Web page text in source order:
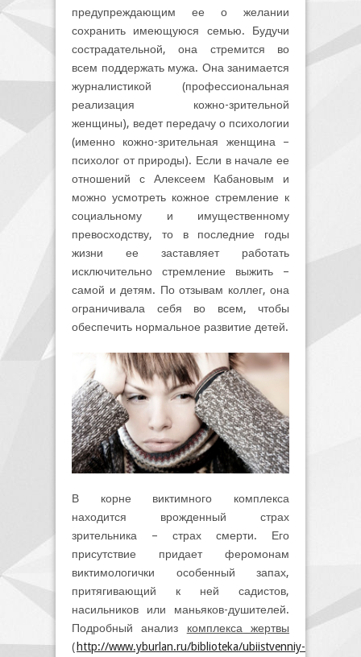
предупреждающим ее о желании
сохранить имеющуюся семью. Будучи
сострадательной, она стремится во
всем поддержать мужа. Она занимается
журналистикой (профессиональная
реализация кожно-зрительной
женщины), ведет передачу о психологии
(именно кожно-зрительная женщина –
психолог от природы). Если в начале ее
отношений с Алексеем Кабановым и
можно усмотреть кожное стремление к
социальному и имущественному
превосходству, то в последние годы
жизни ее заставляет работать
исключительно стремление выжить –
самой и детям. По отзывам коллег, она
ограничивала себя во всем, чтобы
обеспечить нормальное развитие детей.
В корне виктимного комплекса
находится врожденный страх
зрительника – страх смерти. Его
присутствие придает феромонам
виктимологички особенный запах,
притягивающий к ней садистов,
насильников или маньяков-душителей.
Подробный анализ комплекса жертвы
( http://www.yburlan.ru/biblioteka/ubiistvenniy-